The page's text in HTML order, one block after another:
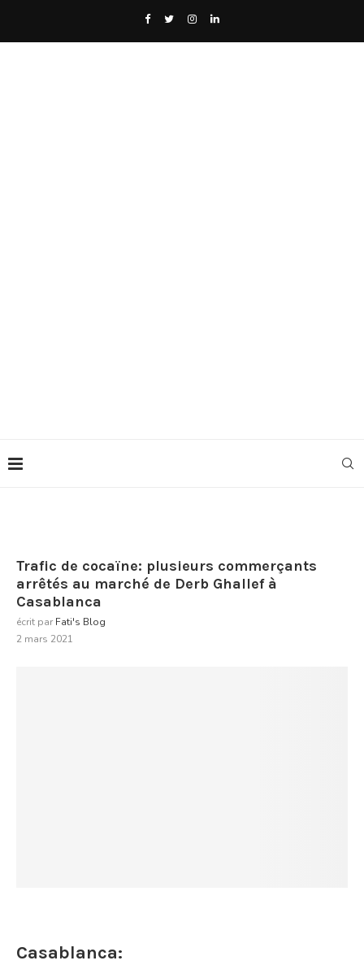
Trafic de cocaïne: plusieurs commerçants
arrêtés au marché de Derb Ghallef à
Casablanca
écrit par Fati's Blog
2 mars 2021
Casablanca: